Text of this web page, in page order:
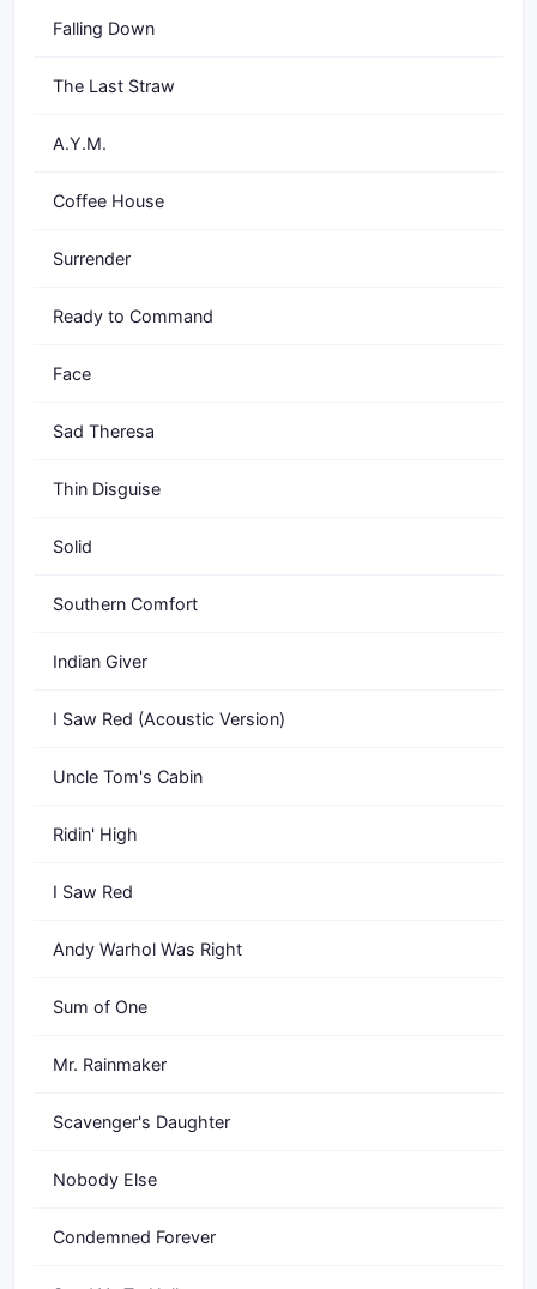
Falling Down
The Last Straw
A.Y.M.
Coffee House
Surrender
Ready to Command
Face
Sad Theresa
Thin Disguise
Solid
Southern Comfort
Indian Giver
I Saw Red (Acoustic Version)
Uncle Tom's Cabin
Ridin' High
I Saw Red
Andy Warhol Was Right
Sum of One
Mr. Rainmaker
Scavenger's Daughter
Nobody Else
Condemned Forever